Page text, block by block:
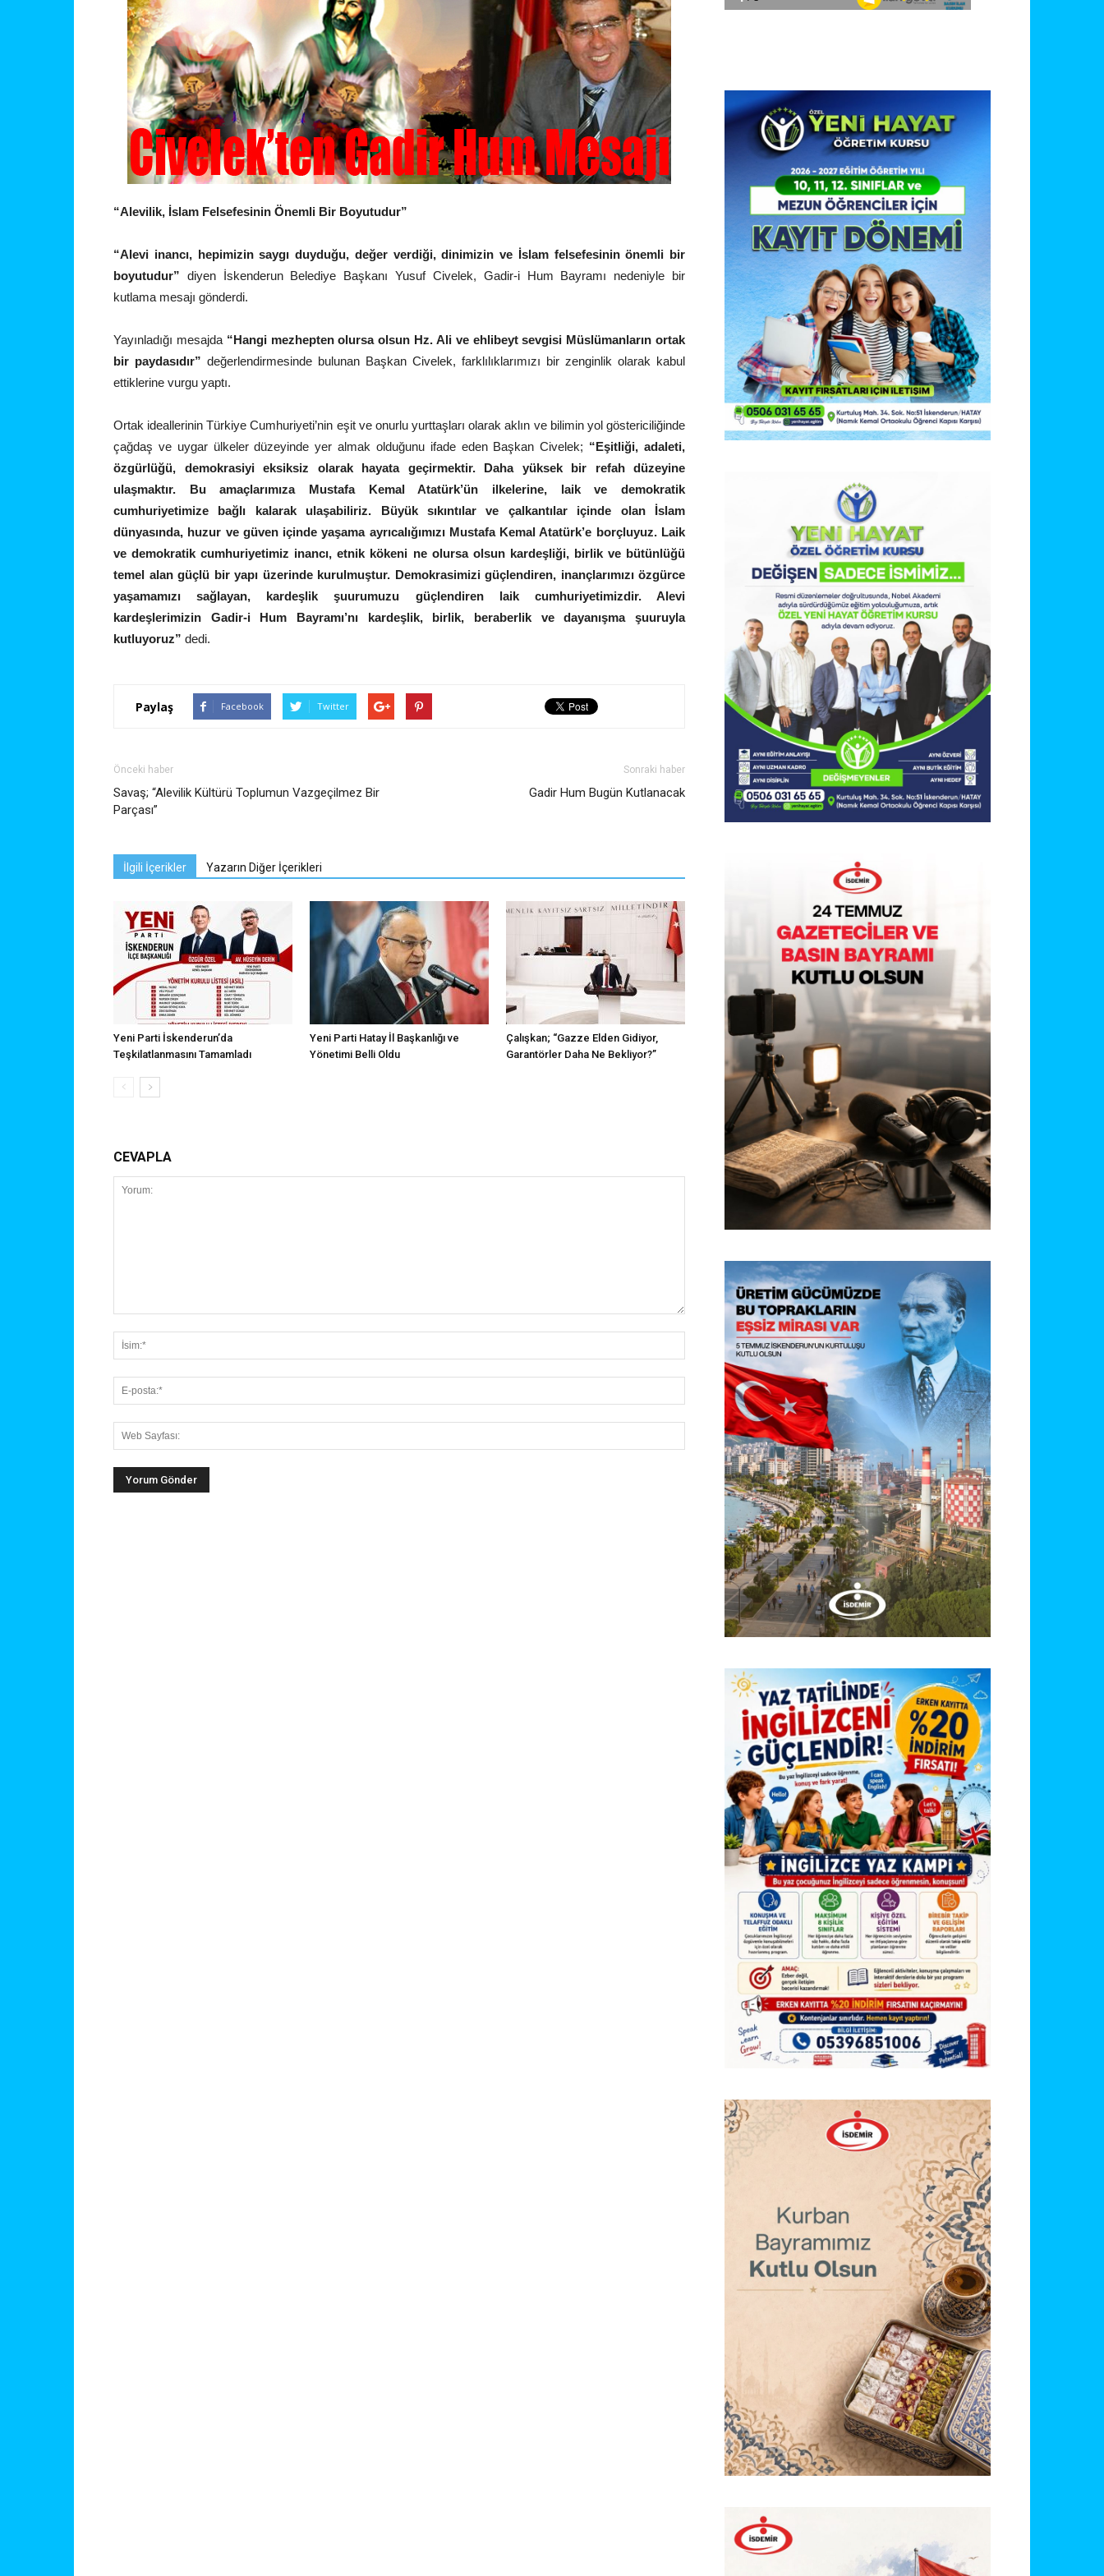
“Alevilik, İslam Felsefesinin Önemli Bir Boyutudur”
“Alevi inancı, hepimizin saygı duyduğu, değer verdiği, dinimizin ve İslam felsefesinin önemli bir
boyutudur” diyen İskenderun Belediye Başkanı Yusuf Civelek, Gadir-i Hum Bayramı nedeniyle bir
kutlama mesajı gönderdi.
Yayınladığı mesajda “Hangi mezhepten olursa olsun Hz. Ali ve ehlibeyt sevgisi Müslümanların ortak
bir paydasıdır” değerlendirmesinde bulunan Başkan Civelek, farklılıklarımızı bir zenginlik olarak kabul
ettiklerine vurgu yaptı.
Ortak ideallerinin Türkiye Cumhuriyeti’nin eşit ve onurlu yurttaşları olarak aklın ve bilimin yol göstericiliğinde
çağdaş ve uygar ülkeler düzeyinde yer almak olduğunu ifade eden Başkan Civelek; “Eşitliği, adaleti,
özgürlüğü, demokrasiyi eksiksiz olarak hayata geçirmektir. Daha yüksek bir refah düzeyine
ulaşmaktır. Bu amaçlarımıza Mustafa Kemal Atatürk’ün ilkelerine, laik ve demokratik
cumhuriyetimize bağlı kalarak ulaşabiliriz. Büyük sıkıntılar ve çalkantılar içinde olan İslam
dünyasında, huzur ve güven içinde yaşama ayrıcalığımızı Mustafa Kemal Atatürk’e borçluyuz. Laik
ve demokratik cumhuriyetimiz inancı, etnik kökeni ne olursa olsun kardeşliği, birlik ve bütünlüğü
temel alan güçlü bir yapı üzerinde kurulmuştur. Demokrasimizi güçlendiren, inançlarımızı özgürce
yaşamamızı sağlayan, kardeşlik şuurumuzu güçlendiren laik cumhuriyetimizdir. Alevi
kardeşlerimizin Gadir-i Hum Bayramı’nı kardeşlik, birlik, beraberlik ve dayanışma şuuruyla
kutluyoruz” dedi.
Paylaş Facebook Twitter
Önceki haber
Savaş; “Alevilik Kültürü Toplumun Vazgeçilmez Bir
Parçası”
Sonraki haber
Gadir Hum Bugün Kutlanacak
İlgili İçerikler Yazarın Diğer İçerikleri
Yeni Parti İskenderun’da
Teşkilatlanmasını Tamamladı
Yeni Parti Hatay İl Başkanlığı ve
Yönetimi Belli Oldu
Çalışkan; “Gazze Elden Gidiyor,
Garantörler Daha Ne Bekliyor?”
CEVAPLA